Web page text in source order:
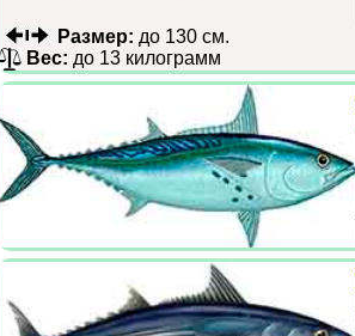
Размер: до 130 см.
Вес: до 13 килограмм